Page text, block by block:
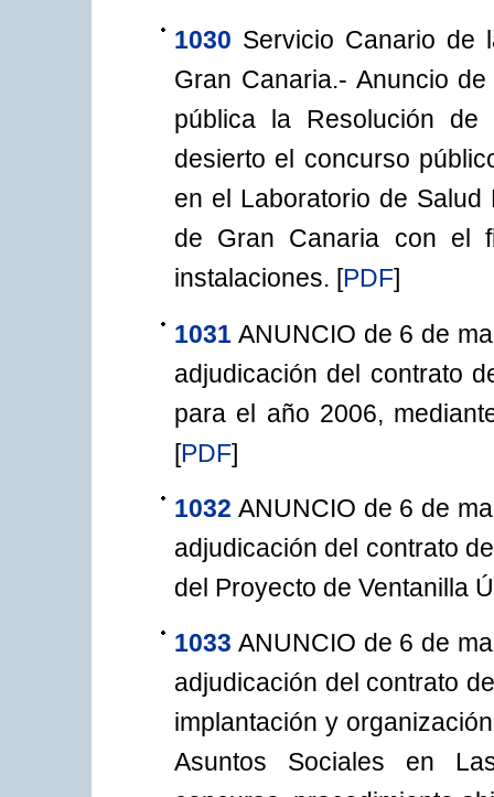
1030 Servicio Canario de
Gran Canaria.- Anuncio
pública la Resolución
desierto el concurso
en el Laboratorio de
de Gran Canaria con el
instalaciones. [PDF]
1031 ANUNCIO de 6 de
adjudicación del contrato
para el año 2006,
[PDF]
1032 ANUNCIO de 6 de
adjudicación del contrato
del Proyecto de Ventanilla
1033 ANUNCIO de 6 de
adjudicación del contrato
implantación y
Asuntos Sociales en